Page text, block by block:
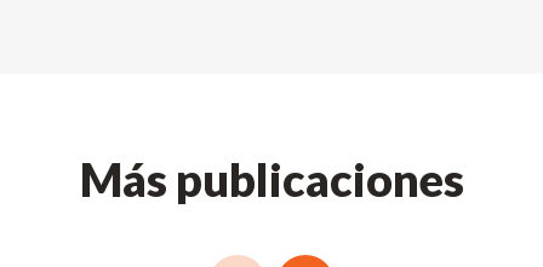
Más publicaciones